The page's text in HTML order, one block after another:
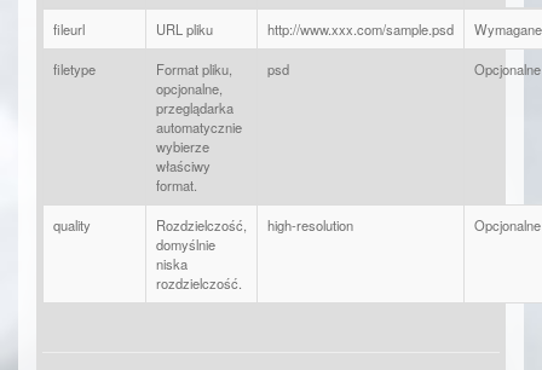
fileurl URL pliku http://www.xxx.com/sample.psd Wymagane
filetype
Format pliku,
opcjonalne,
przeglądarka
automatycznie
wybierze
właściwy
format.
psd Opcjonalne
quality
Rozdzielczość,
domyślnie
niska
rozdzielczość.
high-resolution Opcjonalne